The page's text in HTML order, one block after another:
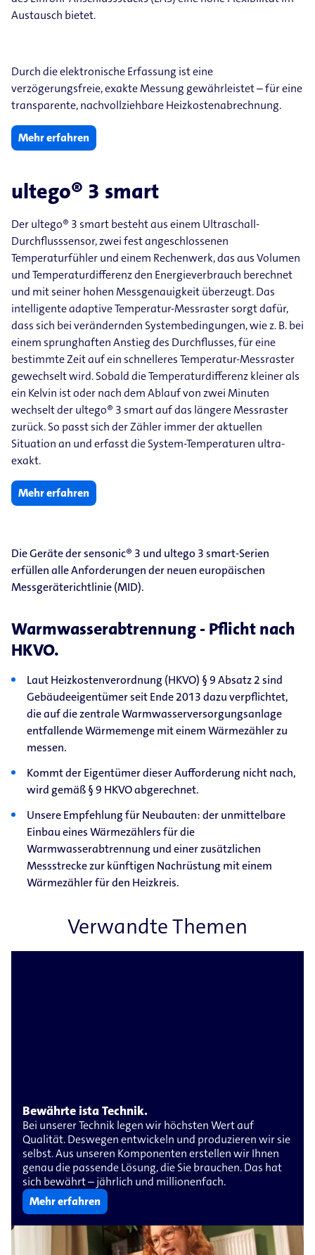
Austausch bietet.
Durch die elektronische Erfassung ist eine
verzögerungsfreie, exakte Messung gewährleistet – für eine
transparente, nachvollziehbare Heizkostenabrechnung.
Mehr erfahren
ultego® 3 smart
Der ultego® 3 smart besteht aus einem Ultraschall-
Durchflusssensor, zwei fest angeschlossenen
Temperaturfühler und einem Rechenwerk, das aus Volumen
und Temperaturdifferenz den Energieverbrauch berechnet
und mit seiner hohen Messgenauigkeit überzeugt. Das
intelligente adaptive Temperatur-Messraster sorgt dafür,
dass sich bei verändernden Systembedingungen, wie z. B. bei
einem sprunghaften Anstieg des Durchflusses, für eine
bestimmte Zeit auf ein schnelleres Temperatur-Messraster
gewechselt wird. Sobald die Temperaturdifferenz kleiner als
ein Kelvin ist oder nach dem Ablauf von zwei Minuten
wechselt der ultego® 3 smart auf das längere Messraster
zurück. So passt sich der Zähler immer der aktuellen
Situation an und erfasst die System-Temperaturen ultra-
exakt.
Mehr erfahren
Die Geräte der sensonic® 3 und ultego 3 smart-Serien
erfüllen alle Anforderungen der neuen europäischen
Messgeräterichtlinie (MID).
Warmwasserabtrennung - Pflicht nach
HKVO.
Laut Heizkostenverordnung (HKVO) § 9 Absatz 2 sind
Gebäudeeigentümer seit Ende 2013 dazu verpflichtet,
die auf die zentrale Warmwasserversorgungsanlage
entfallende Wärmemenge mit einem Wärmezähler zu
messen.
Kommt der Eigentümer dieser Aufforderung nicht nach,
wird gemäß § 9 HKVO abgerechnet.
Unsere Empfehlung für Neubauten: der unmittelbare
Einbau eines Wärmezählers für die
Warmwasserabtrennung und einer zusätzlichen
Messstrecke zur künftigen Nachrüstung mit einem
Wärmezähler für den Heizkreis.
Verwandte Themen
Bewährte ista Technik.
Bei unserer Technik legen wir höchsten Wert auf
Qualität. Deswegen entwickeln und produzieren wir sie
selbst. Aus unseren Komponenten erstellen wir Ihnen
genau die passende Lösung, die Sie brauchen. Das hat
sich bewährt – jährlich und millionenfach.
Mehr erfahren